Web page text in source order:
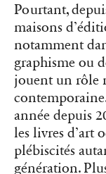
Pourtant,
maisons
notamment
graphisme ou
jouent un rôle
année depuis
les livres d’art
plébiscités
génération.